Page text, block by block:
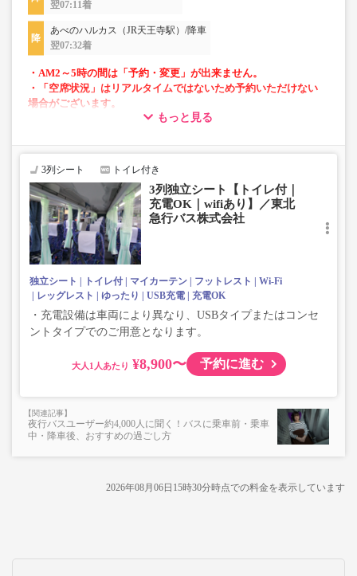
翌07:11着
あべのハルカス（JR天王寺駅）/降車
翌07:32着
・AM2～5時の間は「予約・変更」が出来ません。
・「空席状況」はリアルタイムではないため予約いただけない
場合がございます。
・車両は予告なく変更となる場合がございます。これに伴い、
じめご了承ください。
もっと見る
3列シート トイレ付き
3列独立シート【トイレ付｜
充電OK｜wifiあり】／東北
急行バス株式会社
独立シート トイレ付 マイカーテン フットレスト
Wi-Fi
レッグレスト
ゆったり USB充電 充電OK
・充電設備は車両により異なり、USBタイプまたはコンセ
ントタイプでのご用意となります。
大人 ¥8,900〜 予約に進む
夜行バスユーザー約4,000人に聞く！バスに乗車前・乗車
中・降車後、おすすめの過ごし方
2026年08月06日15時30分時点での料金を表示しています